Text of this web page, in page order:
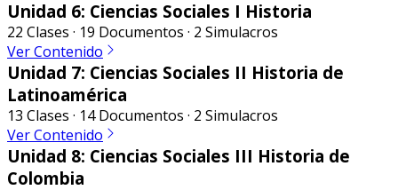
Unidad 6: Ciencias Sociales I Historia
22 Clases · 19 Documentos · 2 Simulacros
Ver Contenido
Unidad 7: Ciencias Sociales II Historia de
Latinoamérica
13 Clases · 14 Documentos · 2 Simulacros
Ver Contenido
Unidad 8: Ciencias Sociales III Historia de
Colombia